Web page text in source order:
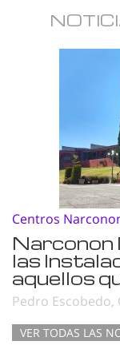
Centros
Narconon
las
aquellos
Pedro
VER TODAS LAS